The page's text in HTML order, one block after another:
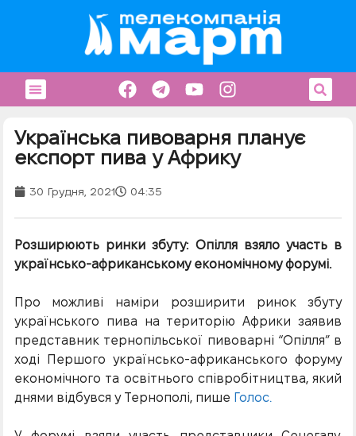
Українська пивоварня планує
експорт пива у Африку
30 Грудня, 2021 04:35
Розширюють ринки збуту: Опілля взяло участь в
українсько-африканському економічному форумі.
Про можливі наміри розширити ринок збуту
українського пива на територію Африки заявив
представник тернопільської пивоварні “Опілля” в
ході Першого українсько-африканського форуму
економічного та освітнього співробітництва, який
днями відбувся у Тернополі, пише Голос.